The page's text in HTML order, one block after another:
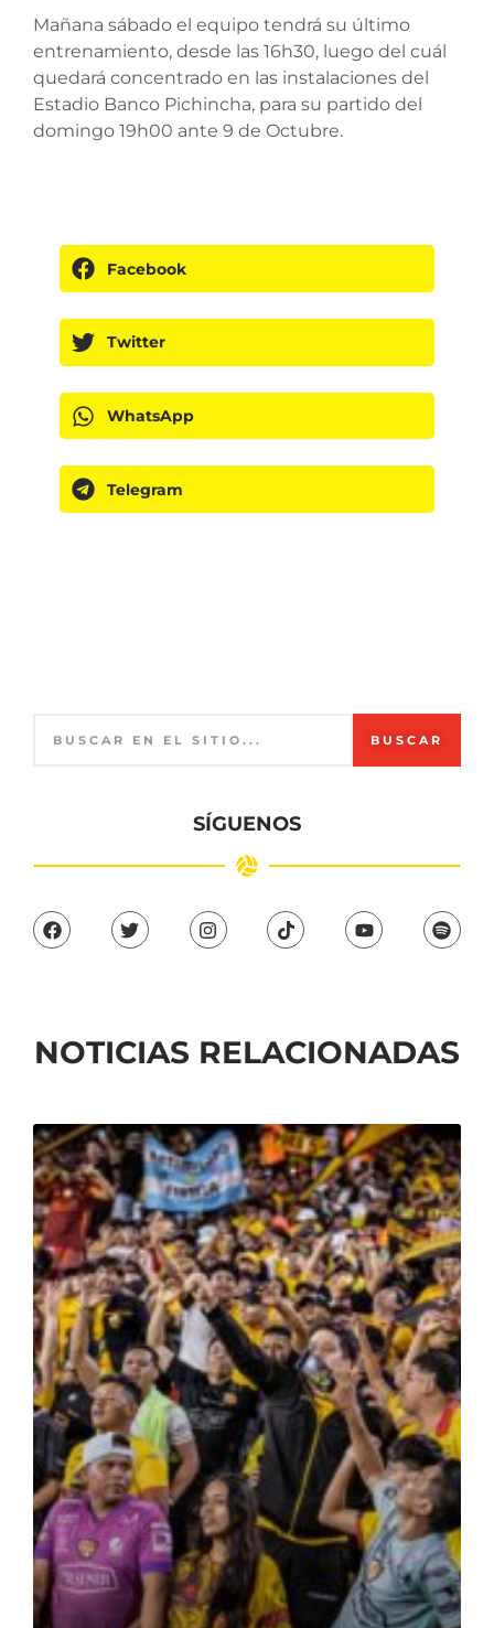
Mañana sábado el equipo tendrá su último
entrenamiento, desde las 16h30, luego del cuál
quedará concentrado en las instalaciones del
Estadio Banco Pichincha, para su partido del
domingo 19h00 ante 9 de Octubre.
Facebook
Twitter
WhatsApp
Telegram
BUSCAR
SÍGUENOS
NOTICIAS RELACIONADAS